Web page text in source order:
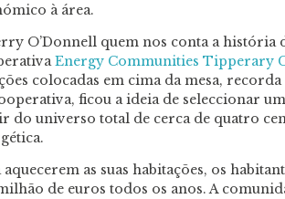
à área.
O’Donnell quem nos conta a história
Energy Communities Tipperary
colocadas em cima da mesa,
ficou a ideia de seleccionar
do universo total de cerca de quatro
aquecerem as suas habitações, os
de euros todos os anos. A